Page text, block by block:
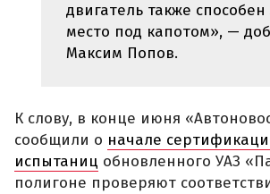
двигатель также способен
место под капотом», —
Максим Попов.
К слову, в конце июня
сообщили о начале
испытаниц обновленного УАЗ
полигоне проверяют